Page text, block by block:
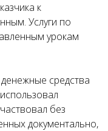
к
Услуги по
урокам
средства
без
документально,